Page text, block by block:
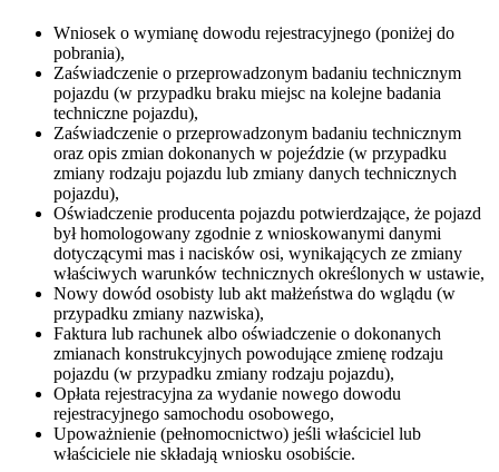
Wniosek o wymianę dowodu rejestracyjnego (poniżej do
pobrania),
Zaświadczenie o przeprowadzonym badaniu technicznym
pojazdu (w przypadku braku miejsc na kolejne badania
techniczne pojazdu),
Zaświadczenie o przeprowadzonym badaniu technicznym
oraz opis zmian dokonanych w pojeździe (w przypadku
zmiany rodzaju pojazdu lub zmiany danych technicznych
pojazdu),
Oświadczenie producenta pojazdu potwierdzające, że pojazd
był homologowany zgodnie z wnioskowanymi danymi
dotyczącymi mas i nacisków osi, wynikających ze zmiany
właściwych warunków technicznych określonych w ustawie,
Nowy dowód osobisty lub akt małżeństwa do wglądu (w
przypadku zmiany nazwiska),
Faktura lub rachunek albo oświadczenie o dokonanych
zmianach konstrukcyjnych powodujące zmienę rodzaju
pojazdu (w przypadku zmiany rodzaju pojazdu),
Opłata rejestracyjna za wydanie nowego dowodu
rejestracyjnego samochodu osobowego,
Upoważnienie (pełnomocnictwo) jeśli właściciel lub
właściciele nie składają wniosku osobiście.